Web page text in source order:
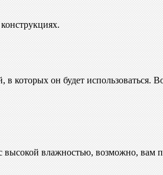
он будет использоваться.
высокой влажностью, возможно,